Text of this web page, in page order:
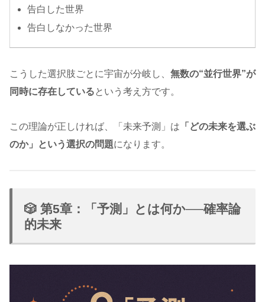
告白した世界
告白しなかった世界
こうした選択肢ごとに宇宙が分岐し、 無数の“並行世界”が
同時に存在している という考え方です。
この理論が正しければ、「未来予測」は 「どの未来を選ぶ
のか」という選択の問題になります。
🎲 第5章：「予測」とは何か──確率論
的未来